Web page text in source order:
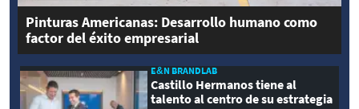
Pinturas Americanas: Desarrollo humano como
factor del éxito empresarial
E&N BRANDLAB
Castillo Hermanos tiene al
talento al centro de su estrategia